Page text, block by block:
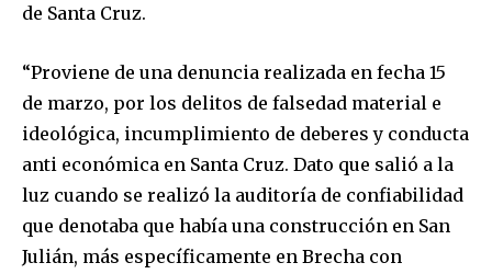
de Santa Cruz.
“Proviene de una denuncia realizada en fecha 15
de marzo, por los delitos de falsedad material e
ideológica, incumplimiento de deberes y conducta
anti económica en Santa Cruz. Dato que salió a la
luz cuando se realizó la auditoría de confiabilidad
que denotaba que había una construcción en San
Julián, más específicamente en Brecha con